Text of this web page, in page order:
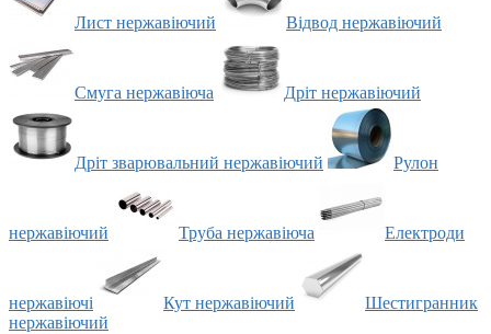
Лист нержавіючий Відвод нержавіючий
Смуга нержавіюча Дріт нержавіючий
Дріт зварювальний нержавіючий Рулон
нержавіючий Труба нержавіюча Електроди
нержавіючі Кут нержавіючий
Шестигранник
нержавіючий